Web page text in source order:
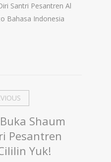
Santri Pesantren Al
Bahasa Indonesia
Shaum
Pesantren
Yuk!